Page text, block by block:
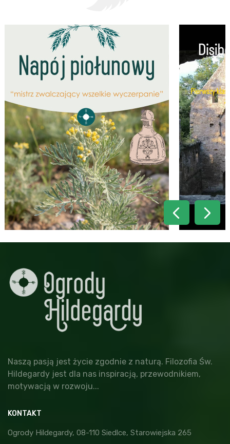
Naszą pasją jest życie zgodnie z naturą. Filozofia Św.
Hildegardy jest dla nas inspiracją, przewodnikiem,
motywacją w rozwoju...
KONTAKT
Ogrody Hildegardy, 08-110 Siedlce, Starowiejska 265